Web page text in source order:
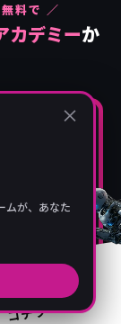
料で ／
カデミーか
まで
登録な
お問い合わせは
コチラ
×
ムが、あなた